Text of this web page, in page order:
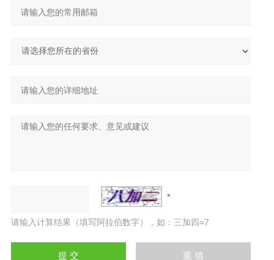
请输入计算结果（填写阿拉伯数字），如：三加四=7